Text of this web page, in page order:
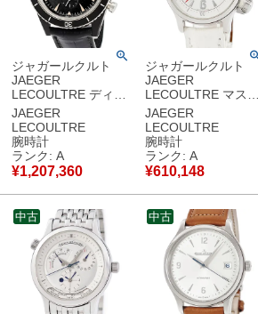
ジャガールクルト
JAEGER
LECOULTRE ディー
プシー ヴィンテージ
クロノグラフ サーメ
ット Q208A57J
136.A.C8 ブラック
メンズ 腕時計自動巻
き ブラック 【中古】
中古美品
JAEGER
LECOULTRE
腕時計
ランク: A
¥1,207,360
ジャガールクルト
JAEGER
LECOULTRE マスタ
ー コンプレッサー
Q1728420 148.8.60
ホワイト デイト イン
ナー回転ベゼル メン
ズ 腕時計自動巻き ホ
ワイト 【中古】中古
美品
JAEGER
LECOULTRE
腕時計
ランク: A
¥610,148
中古 中古